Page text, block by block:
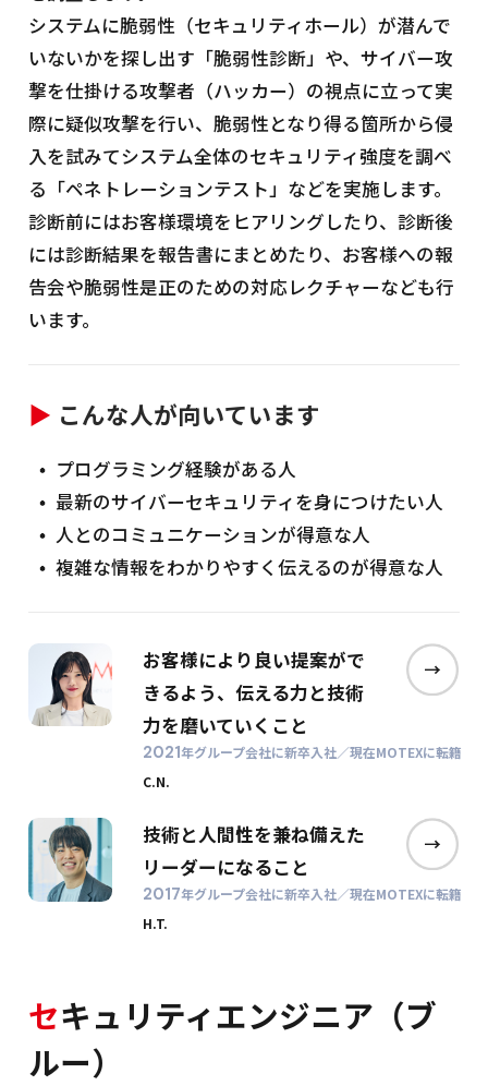
システムに脆弱性（セキュリティホール）が潜んで
いないかを探し出す「脆弱性診断」や、サイバー攻
撃を仕掛ける攻撃者（ハッカー）の視点に立って実
際に疑似攻撃を行い、脆弱性となり得る箇所から侵
入を試みてシステム全体のセキュリティ強度を調べ
る「ペネトレーションテスト」などを実施します。
診断前にはお客様環境をヒアリングしたり、診断後
には診断結果を報告書にまとめたり、お客様への報
告会や脆弱性是正のための対応レクチャーなども行
います。
▶ こんな人が向いています
プログラミング経験がある人
最新のサイバーセキュリティを身につけたい人
人とのコミュニケーションが得意な人
複雑な情報をわかりやすく伝えるのが得意な人
お客様により良い提案がで
きるよう、伝える力と技術
力を磨いていくこと
2021年グループ会社に新卒入社／現在MOTEXに転籍
C.N.
技術と人間性を兼ね備えた
リーダーになること
2017年グループ会社に新卒入社／現在MOTEXに転籍
H.T.
セキュリティエンジニア（ブ
ルー）